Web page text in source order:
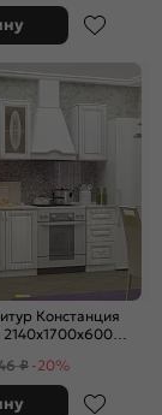
Констанция
₽ -20%